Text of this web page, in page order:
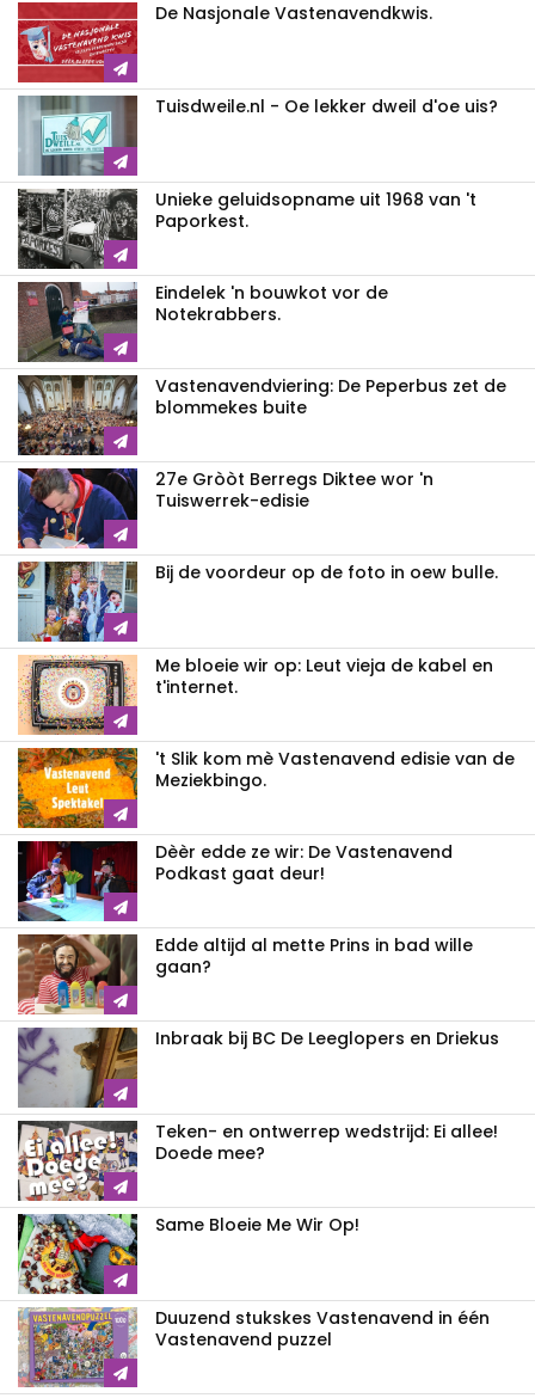
De Nasjonale Vastenavendkwis.
Tuisdweile.nl - Oe lekker dweil d'oe uis?
Unieke geluidsopname uit 1968 van 't
Paporkest.
Eindelek 'n bouwkot vor de
Notekrabbers.
Vastenavendviering: De Peperbus zet de
blommekes buite
27e Gròòt Berregs Diktee wor 'n
Tuiswerrek-edisie
Bij de voordeur op de foto in oew bulle.
Me bloeie wir op: Leut vieja de kabel en
t'internet.
't Slik kom mè Vastenavend edisie van de
Meziekbingo.
Dèèr edde ze wir: De Vastenavend
Podkast gaat deur!
Edde altijd al mette Prins in bad wille
gaan?
Inbraak bij BC De Leeglopers en Driekus
Teken- en ontwerrep wedstrijd: Ei allee!
Doede mee?
Same Bloeie Me Wir Op!
Duuzend stukskes Vastenavend in één
Vastenavend puzzel